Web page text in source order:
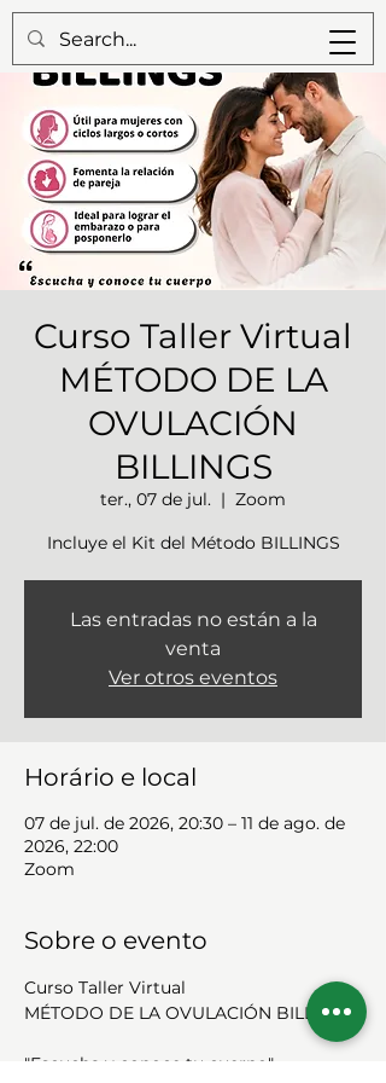
Curso Taller Virtual
MÉTODO DE LA
OVULACIÓN
BILLINGS
ter., 07 de jul.
  |
Zoom
Incluye el Kit del Método BILLINGS
Las entradas no están a la
venta
Ver otros eventos
Horário e local
07 de jul. de 2026, 20:30 – 11 de ago. de
2026, 22:00
Zoom
Sobre o evento
Curso Taller Virtual
MÉTODO DE LA OVULACIÓN BILLINGS
"Escucha y conoce tu cuerpo"